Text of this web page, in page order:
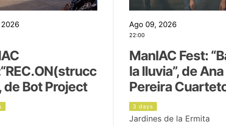
de Bot Project
Ago 09, 2026
22:00
ManIAC Fest:
la lluvia”, de Ana
Pereira
3 days
Jardines de la Ermita